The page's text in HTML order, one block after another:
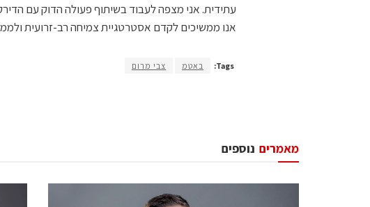
אנו ממשיכים לקדם אסטרטגיית צמיחה רב-זרועית
Tags: באטמ צבי מרום
נוספים מאמרים